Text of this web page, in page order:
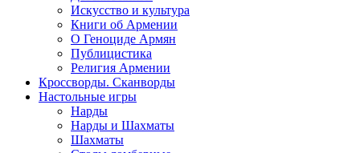
Иcкусство и культура
Книги об Армении
О Геноциде Армян
Публицистика
Религия Армении
Кроссворды. Сканворды
Настольные игры
Нарды
Нарды и Шахматы
Шахматы